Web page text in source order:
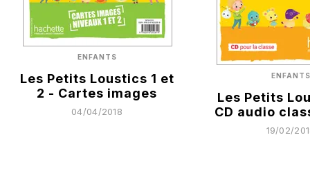
ENFANTS
Les Petits Loustics 1 et
2 - Cartes images
04/04/2018
ENFANTS
Les Petits
CD audio
19/02/